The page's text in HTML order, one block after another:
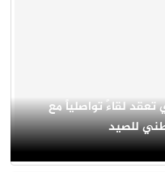
تعقد لقاءً تواصلياً مع
للصيد